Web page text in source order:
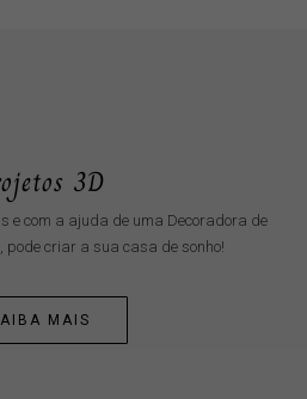
3D
e com a ajuda de uma Decoradora de
pode criar a sua casa de sonho!
MAIS